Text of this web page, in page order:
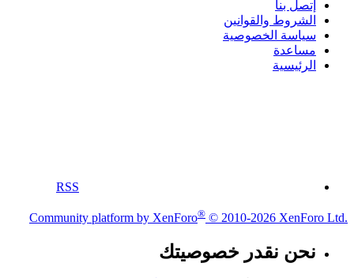
إتصل بنا
الشروط والقوانين
سياسة الخصوصية
مساعدة
الرئيسية
RSS
Community platform by XenForo® © 2010-2026 XenForo Ltd.
نحن نقدر خصوصيتك